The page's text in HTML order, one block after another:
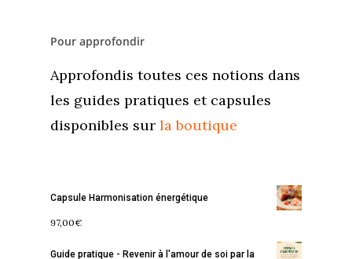
Pour approfondir
Approfondis toutes ces notions dans
les guides pratiques et capsules
disponibles sur la boutique
Capsule Harmonisation énergétique
97,00€
Guide pratique - Revenir à l'amour de soi par la